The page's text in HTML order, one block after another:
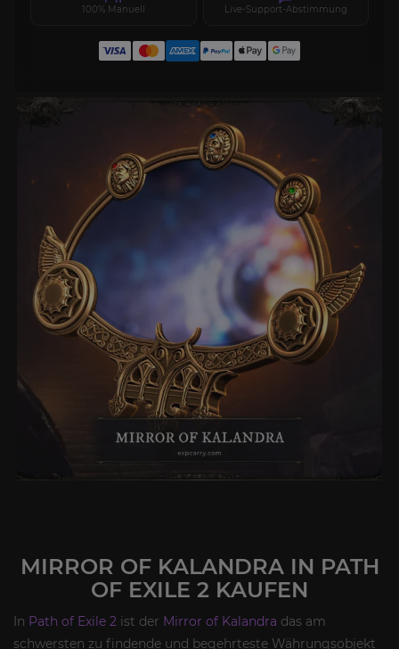
100% Manuell Live-Support-Abstimmung
MIRROR OF KALANDRA IN PATH
OF EXILE 2 KAUFEN
In Path of Exile 2 ist der Mirror of Kalandra das am
schwersten zu findende und begehrteste Währungsobjekt